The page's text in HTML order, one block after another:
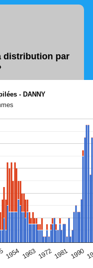
distribution par
- DANNY
1954 1963 19721981 1990
avec le